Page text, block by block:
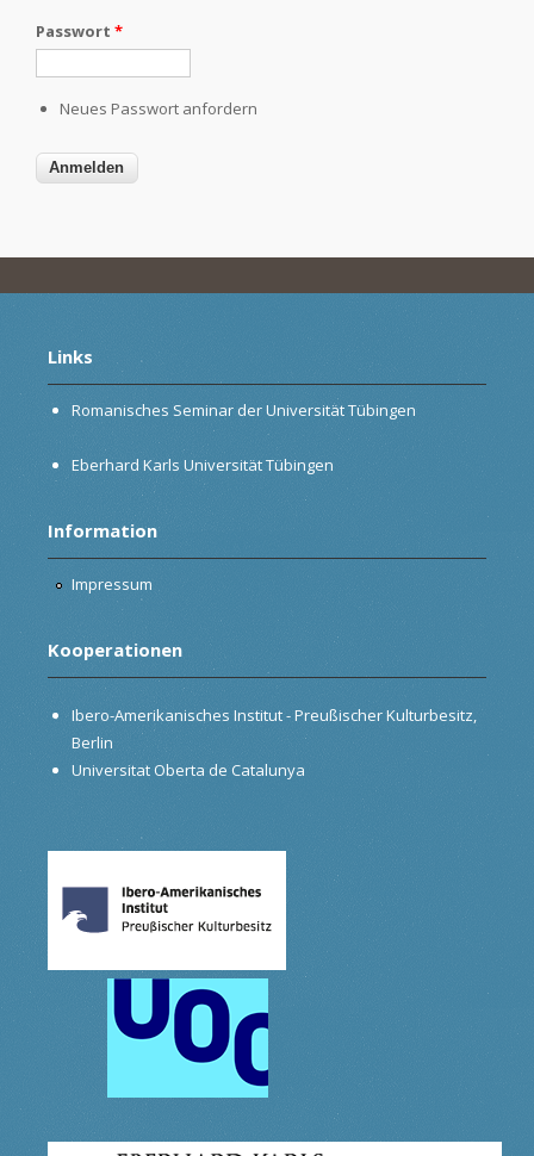
Passwort *
Neues Passwort anfordern
Links
Romanisches Seminar der Universität Tübingen
Eberhard Karls Universität Tübingen
Information
Impressum
Kooperationen
Ibero-Amerikanisches Institut - Preußischer Kulturbesitz,
Berlin
Universitat Oberta de Catalunya